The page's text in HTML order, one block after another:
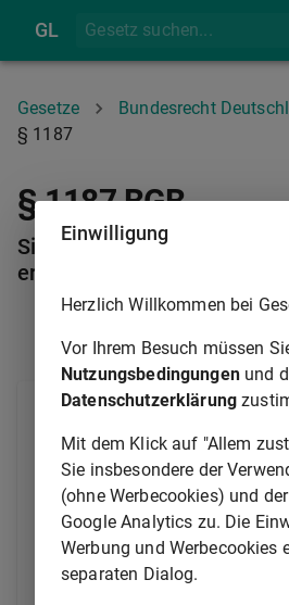
GL
Gesetze Bundesrecht
§ 1187
§ 1187 BGB
Sicherungshypothek für
ere
§ 1186
Für die Forderung aus einer
den Inhaber, aus einem
anderen Papier, das durch
werden kann, kann nur eine
bestellt werden. Die Hypothek
Sicherungshypothek, auch
nicht als solche bezeichnet ist.
Einwilligung
Herzlich Willkommen bei
Vor Ihrem Besuch müssen
Nutzungsbedingungenund
Datenschutzerklärung
Mit dem Klick auf "Allem
Sie insbesondere der
(ohne Werbecookies) und
Google Analytics zu. Die
Werbung und Werbecookies
separaten Dialog.